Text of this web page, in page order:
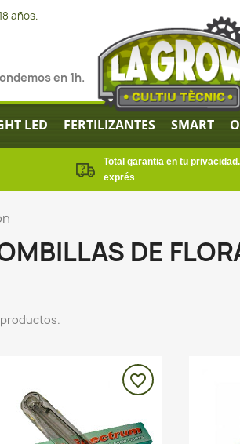
años.
en 1h.
LED FERTILIZANTES SMART
Total garantia en tu
exprés
DE
productos.
favorite_border